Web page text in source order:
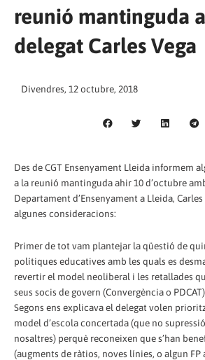
reunió mantinguda
delegat Carles Vega
Divendres, 12 octubre, 2018
Des de CGT Ensenyament Lleida informem
a la reunió mantinguda ahir 10 d’octubre
Departament d’Ensenyament a Lleida, Carles
algunes consideracions:
Primer de tot vam plantejar la qüestió de
polítiques educatives amb les quals es
revertir el model neoliberal i les retallades
seus socis de govern (Convergència o
Segons ens explicava el delegat volen
model d’escola concertada (que no
nosaltres) perquè reconeixen que s’han
(augments de ràtios, noves línies, o algun